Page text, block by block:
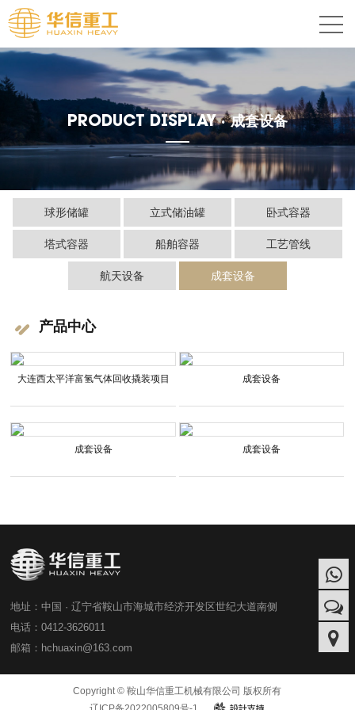
PRODUCT DISPLAY ·成套设备
球形储罐 立式储油罐 卧式容器
塔式容器 船舶容器 工艺管线
航天设备 成套设备
产品中心
大连西太平洋富氢气体回收撬装项目 成套设备
成套设备 成套设备
地址：中国 · 辽宁省鞍山市海城市经济开发区世纪大道南侧
电话：0412-3626011
邮箱：hchuaxin@163.com
Copyright © 鞍山华信重工机械有限公司 版权所有